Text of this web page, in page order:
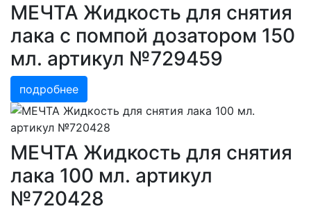
МЕЧТА Жидкость для снятия
лака с помпой дозатором 150
мл. артикул №729459
подробнее
МЕЧТА Жидкость для снятия
лака 100 мл. артикул
№720428